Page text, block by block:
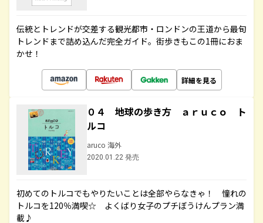
伝統とトレンドが交差する観光都市・ロンドンの王道から最旬
トレンドまで詰め込んだ完全ガイド。街歩きもこの1冊におま
かせ！
詳細を見る
０４ 地球の歩き方 ａｒｕｃｏ ト
ルコ
aruco 海外
2020.01.22 発売
初めてのトルコでもやりたいことは全部やらなきゃ！ 憧れの
トルコを120％満喫☆ よくばり女子のプチぼうけんプラン満
載♪